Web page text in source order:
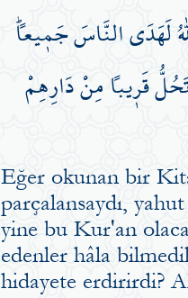
لَهَدَى النَّاسَ جَم۪يعاًۜ
قَر۪يباً مِنْ دَارِهِمْ
Eğer okunan bir
parçalansaydı,
yine bu Kur'an
edenler hâla
hidayete erdirirdi?